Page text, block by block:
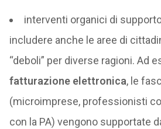
interventi organici di
includere anche le aree di
“deboli” per diverse ragioni. Ad
fatturazione elettronica, le
(microimprese, professionisti
con la PA) vengono supportate